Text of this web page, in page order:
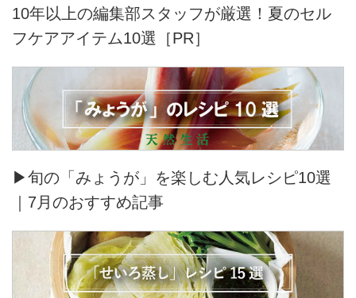
10年以上の編集部スタッフが厳選！夏のセル
フケアアイテム10選［PR］
▶旬の「みょうが」を楽しむ人気レシピ10選
｜7月のおすすめ記事